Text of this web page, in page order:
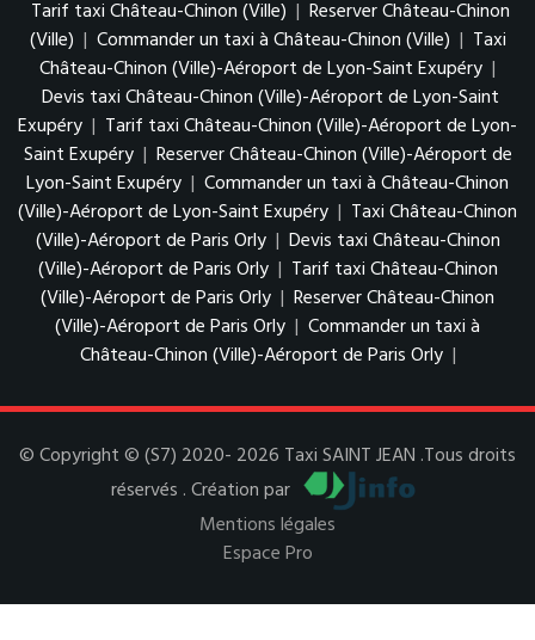
Tarif taxi Château-Chinon (Ville) | Reserver Château-Chinon
(Ville) | Commander un taxi à Château-Chinon (Ville) | Taxi
Château-Chinon (Ville)-Aéroport de Lyon-Saint Exupéry |
Devis taxi Château-Chinon (Ville)-Aéroport de Lyon-Saint
Exupéry | Tarif taxi Château-Chinon (Ville)-Aéroport de Lyon-
Saint Exupéry | Reserver Château-Chinon (Ville)-Aéroport de
Lyon-Saint Exupéry | Commander un taxi à Château-Chinon
(Ville)-Aéroport de Lyon-Saint Exupéry | Taxi Château-Chinon
(Ville)-Aéroport de Paris Orly | Devis taxi Château-Chinon
(Ville)-Aéroport de Paris Orly | Tarif taxi Château-Chinon
(Ville)-Aéroport de Paris Orly | Reserver Château-Chinon
(Ville)-Aéroport de Paris Orly | Commander un taxi à
Château-Chinon (Ville)-Aéroport de Paris Orly |
© Copyright © (S7) 2020- 2026 Taxi SAINT JEAN .Tous droits
réservés . Création par
Mentions légales
Espace Pro